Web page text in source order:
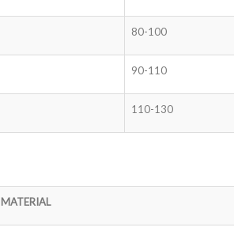
80-100
90-110
110-130
MATERIAL